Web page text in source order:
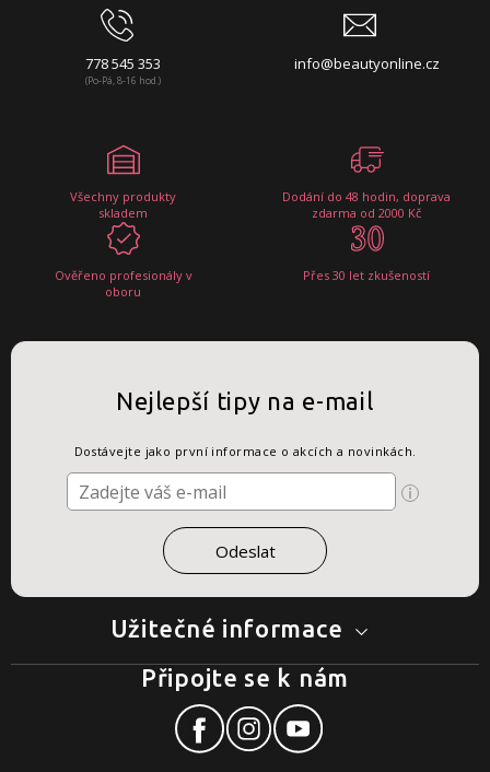
778 545 353
(Po-Pá, 8-16 hod.)
info@beautyonline.cz
Všechny produkty
skladem
Dodání do 48 hodin, doprava
zdarma od 2000 Kč
Ověřeno profesionály v
oboru
Přes 30 let zkušeností
Užitečné informace
Nejlepší tipy na e-mail
Dostávejte jako první informace o akcích a novinkách.
Připojte se k nám